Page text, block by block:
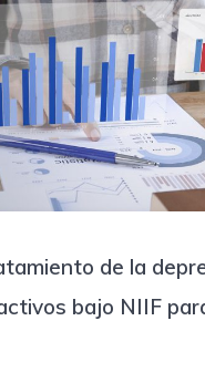
de la
bajo NIIF